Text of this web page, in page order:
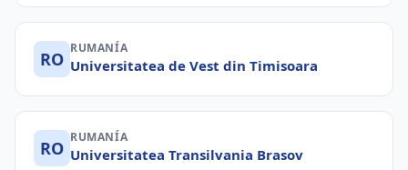
RO
RUMANÍA
Universitatea de Vest din Timisoara
RO
RUMANÍA
Universitatea Transilvania Brasov